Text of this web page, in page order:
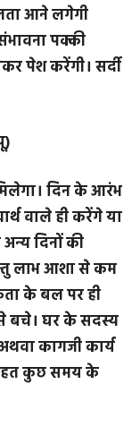
करने में मध्यान
करेंगे लेकिन होगा
आने लगेगी
पक्की
पेश करेंगी। सर्दी
दिन के आरंभ
वाले ही करेंगे या
दिनों की
लाभ आशा से कम
के बल पर ही
बचे। घर के सदस्य
कागजी कार्य